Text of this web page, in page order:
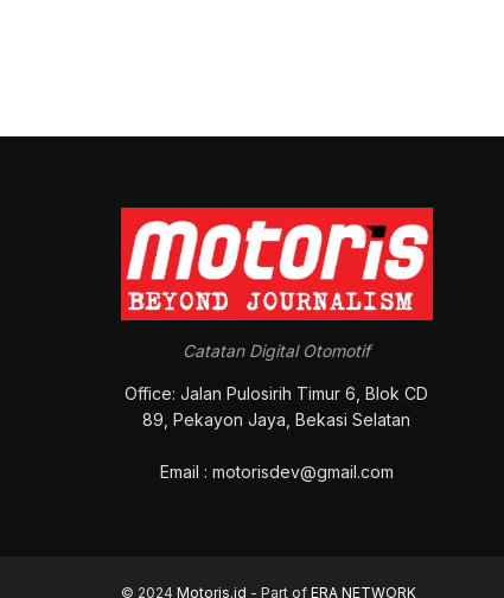
Catatan Digital Otomotif
Office: Jalan Pulosirih Timur 6, Blok CD
89, Pekayon Jaya, Bekasi Selatan
Email : motorisdev@gmail.com
© 2024 Motoris.id - Part of ERA NETWORK